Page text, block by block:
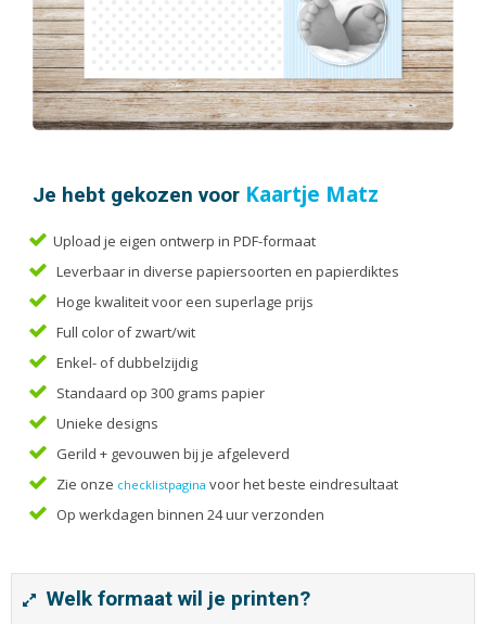
Geboortekaartjes
Hand-outs/Losbladig
Handleidingen
Kaarten
Kerstkaarten
Menukaarten
Mondkapjes
Notitieblokken
Rapporten/Verslagen
Rouwkaarten
Scripties
Tijdschriften
Verhuiskaarten
Je hebt gekozen voor Kaartje Matz
Upload je eigen ontwerp in PDF-formaat
Leverbaar in diverse papiersoorten en papierdiktes
Hoge kwaliteit voor een superlage prijs
Full color of zwart/wit
Enkel- of dubbelzijdig
Standaard op 300 grams papier
Unieke designs
Gerild + gevouwen bij je afgeleverd
Zie onze checklistpagina voor het beste eindresultaat
Op werkdagen binnen 24 uur verzonden
Welk formaat wil je printen?